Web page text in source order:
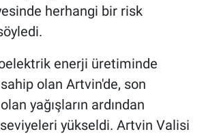
herhangi bir risk
enerji üretiminde
olan Artvin'de, son
yağışların ardından
yükseldi. Artvin Valisi